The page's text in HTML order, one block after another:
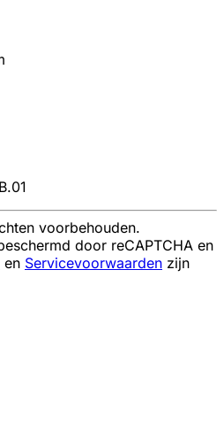
voorbehouden.
door reCAPTCHA en
en Servicevoorwaarden zijn